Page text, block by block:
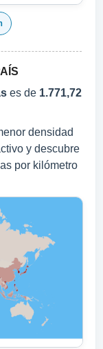
es de 1.771,72
densidad
y descubre
por kilómetro